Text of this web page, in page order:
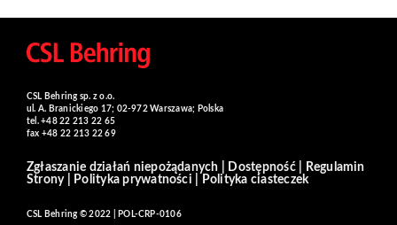
CSL Behring sp. z o.o.
ul. A. Branickiego 17; 02-972 Warszawa; Polska
tel. +48 22 213 22 65
fax +48 22 213 22 69
Zgłaszanie działań niepożądanych Dostępność|
Regulamin
Strony| Polityka prywatności Polityka ciasteczek
CSL Behring © 2022 | POL-CRP-0106